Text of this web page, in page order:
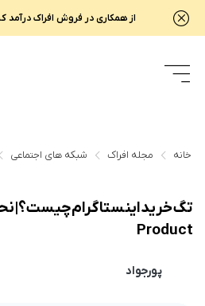
از همکاری در فروش افراک درآمد
خانه مجله افراک شبکه های اجتماعی
Product
پورجواد